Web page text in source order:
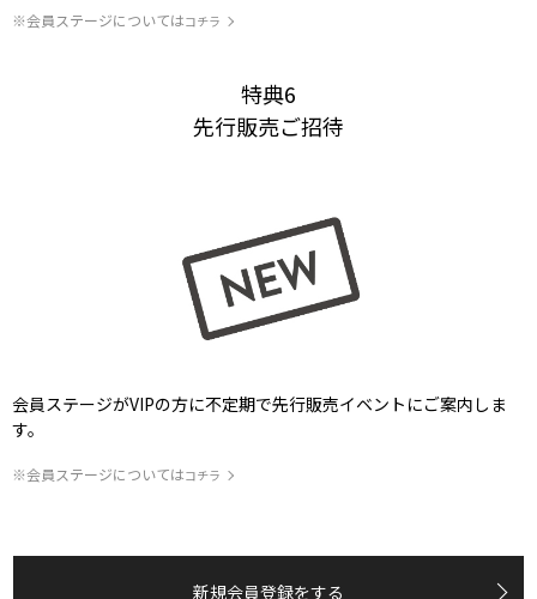
※会員ステージについてはコチラ
特典6
先行販売ご招待
会員ステージがVIPの方に不定期で先行販売イベントにご案内しま
す。
※会員ステージについてはコチラ
新規会員登録をする